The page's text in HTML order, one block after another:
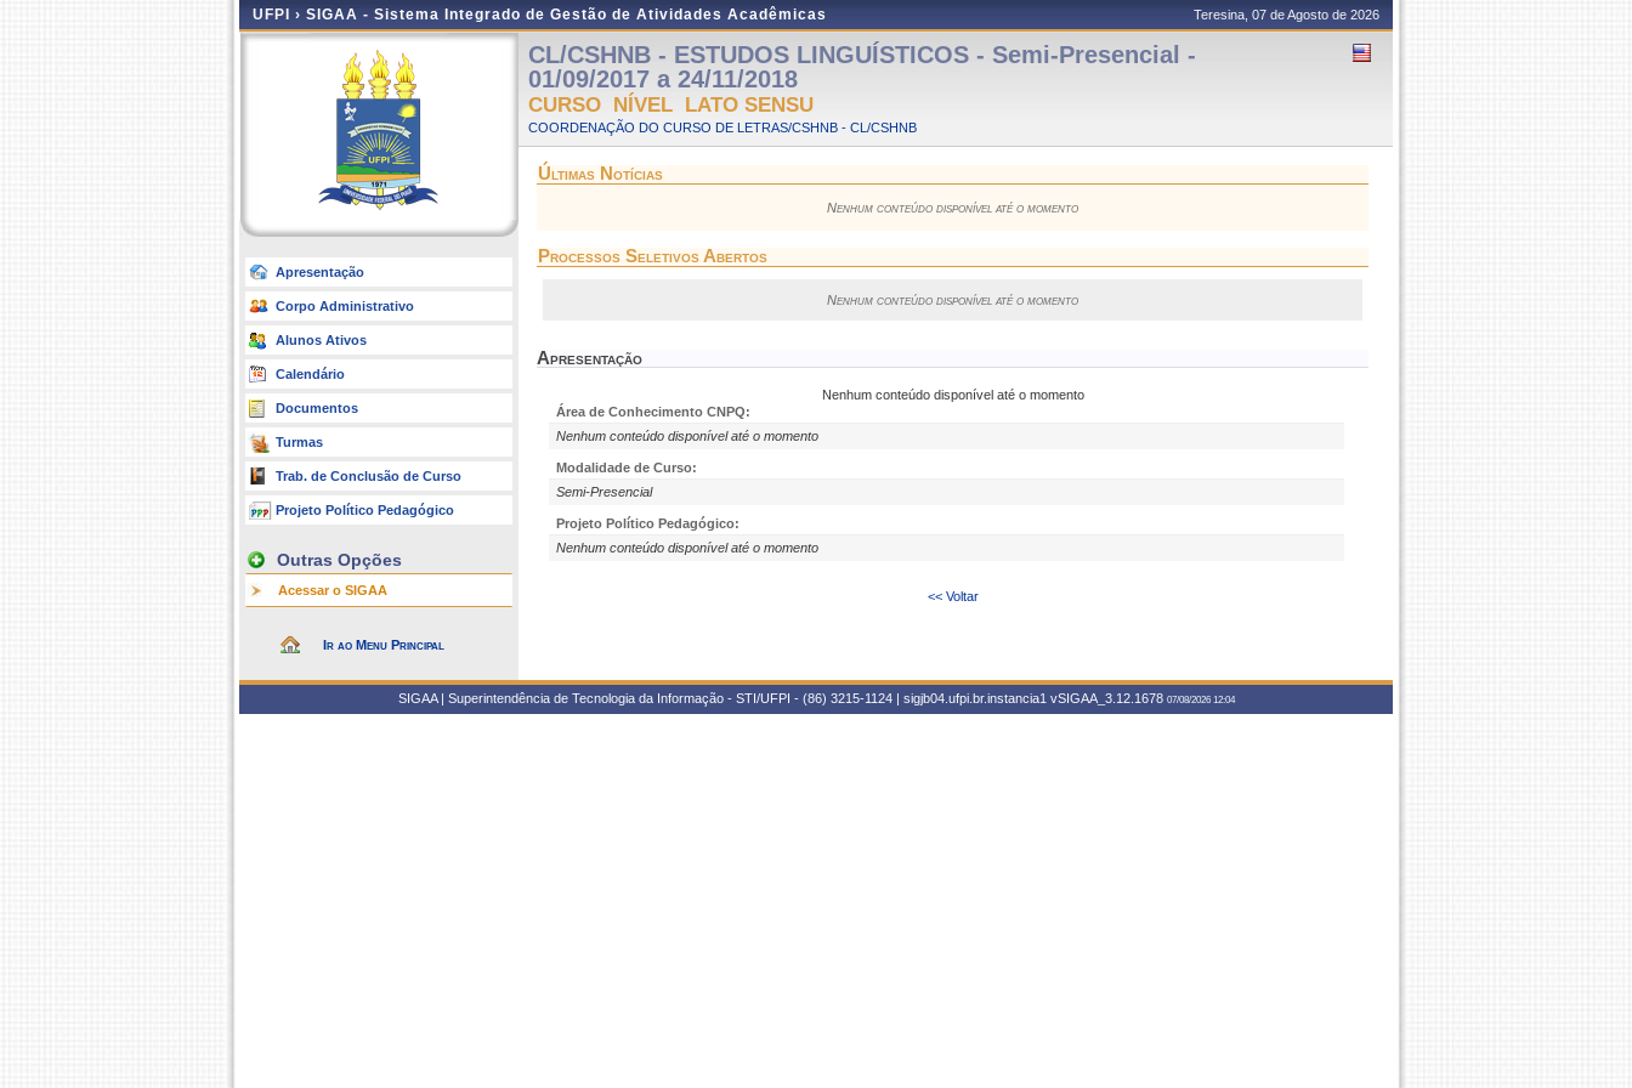
UFPI › SIGAA - Sistema Integrado de Gestão de Atividades Acadêmicas Teresina, 07 de Agosto de 2026
Apresentação
Corpo Administrativo
Alunos Ativos
Calendário
Documentos
Turmas
Trab. de Conclusão de Curso
Projeto Político Pedagógico
Outras Opções
Acessar o SIGAA
Ir ao Menu Principal
CL/CSHNB - ESTUDOS LINGUÍSTICOS - Semi-Presencial -
01/09/2017 a 24/11/2018
CURSO NÍVEL LATO SENSU
COORDENAÇÃO DO CURSO DE LETRAS/CSHNB - CL/CSHNB
Últimas Notícias
Nenhum conteúdo disponível até o momento
Processos Seletivos Abertos
Nenhum conteúdo disponível até o momento
Apresentação
Nenhum conteúdo disponível até o momento
Área de Conhecimento CNPQ:
Nenhum conteúdo disponível até o momento
Modalidade de Curso:
Semi-Presencial
Projeto Político Pedagógico:
Nenhum conteúdo disponível até o momento
<< Voltar
SIGAA | Superintendência de Tecnologia da Informação - STI/UFPI - (86) 3215-1124 | sigjb04.ufpi.br.instancia1 vSIGAA_3.12.1678 07/08/2026 12:04